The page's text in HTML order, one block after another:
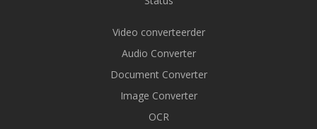
Video converteerder
Audio Converter
Document Converter
Image Converter
OCR